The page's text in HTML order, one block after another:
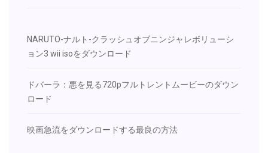
NARUTO-ナルト-クラッシュオブニンジャレボリューシ
ョン3 wii isoをダウンロード
ドバーラ：悪を見る720pフルトレントムービーのダウン
ロード
映画急流をダウンロードする最良の方法